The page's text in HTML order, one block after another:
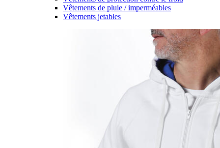
Vêtements de pluie / imperméables
Vêtements jetables